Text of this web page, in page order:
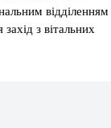
відділенням
з вітальних